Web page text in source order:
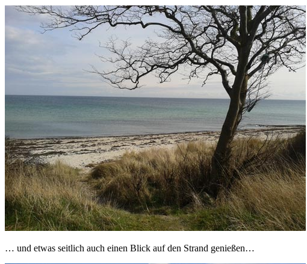
… und etwas seitlich auch einen Blick auf den Strand genießen…